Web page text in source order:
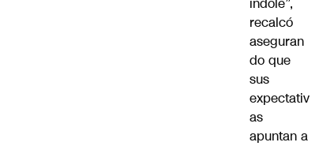
recalcó
aseguran
do que
sus
expectativ
as
apuntan a